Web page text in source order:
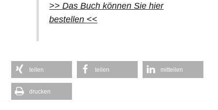
>> Das Buch können Sie hier
bestellen <<
teilen teilen mitteilen
drucken